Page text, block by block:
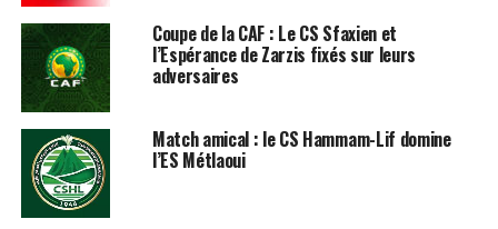
Coupe de la CAF : Le CS Sfaxien et
l’Espérance de Zarzis fixés sur leurs
adversaires
Match amical : le CS Hammam-Lif domine
l’ES Métlaoui